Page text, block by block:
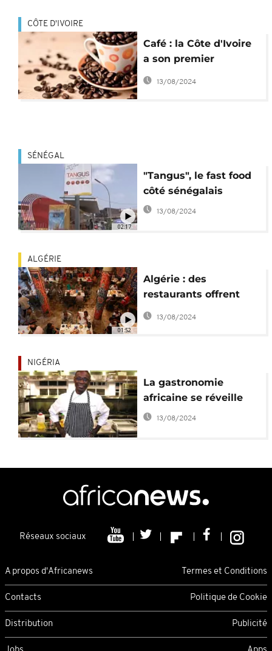
CÔTE D'IVOIRE
Café : la Côte d'Ivoire
a son premier
Espresso
13/08/2024
02:17
SÉNÉGAL
"Tangus", le fast food
côté sénégalais
13/08/2024
01:52
ALGÉRIE
Algérie : des
restaurants offrent
des repas gratuits
pendant le mois de
13/08/2024
NIGÉRIA
La gastronomie
africaine se réveille
13/08/2024
Réseaux sociaux
A propos d'Africanews Termes et Conditions
Contacts Politique de Cookie
Distribution Publicité